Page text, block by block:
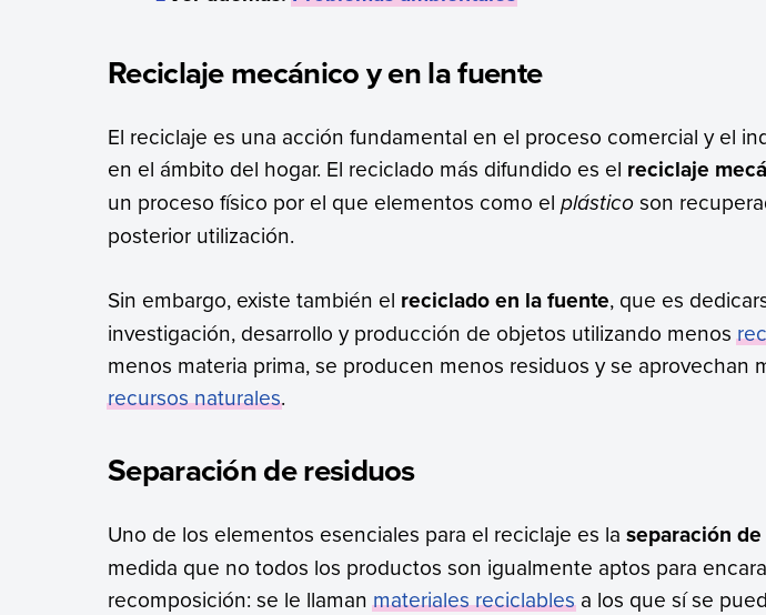
Reciclaje mecánico y en la fuente
El reciclaje es una acción fundamental en el proceso comercial y el
en el ámbito del hogar. El reciclado más difundido es el reciclaje
un proceso físico por el que elementos como el plásticoson
posterior utilización.
Sin embargo, existe también el reciclado en la fuente, que es
investigación, desarrollo y producción de objetos utilizando menos
menos materia prima, se producen menos residuos y se aprovechan
recursos naturales.
Separación de residuos
Uno de los elementos esenciales para el reciclaje es la separación
medida que no todos los productos son igualmente aptos para
recomposición: se le llamanmateriales reciclablesa los que sí se